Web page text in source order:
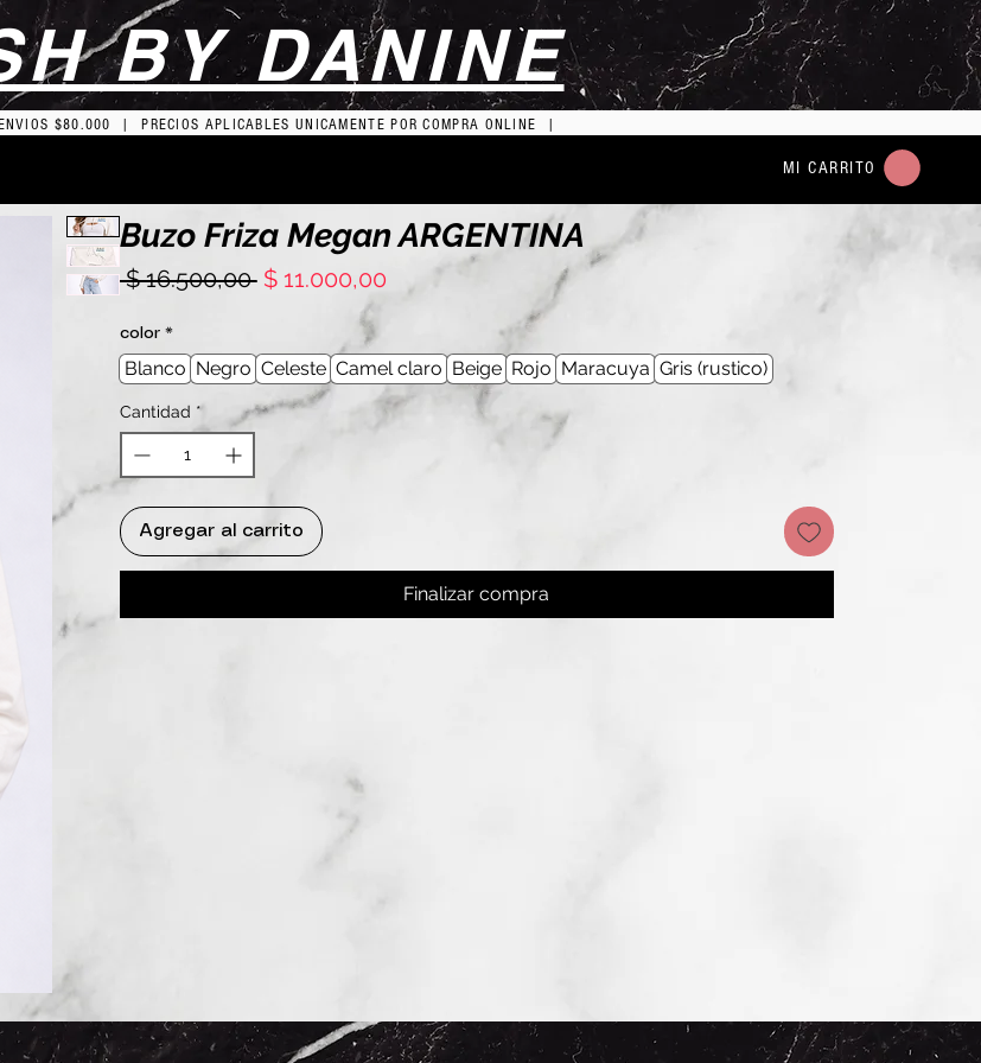
BY DANINE
$80.000 | PRECIOS APLICABLES UNICAMENTE POR COMPRA ONLINE |
MI CARRITO
Buzo Friza Megan ARGENTINA
$ 16.500,00 Precio
$ 11.000,00Precio
color *
Blanco Negro Celeste Camel claro Beige Rojo Maracuya Gris (rustico)
Cantidad *
Agregar al carrito
Finalizar compra